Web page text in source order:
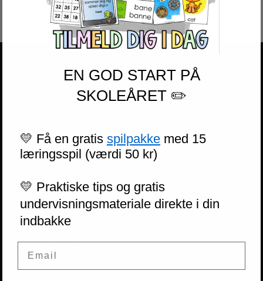
Gratis materiale
Personvernerklæring
Om oss
Ofte stillede spørgsmål
EN GOD START PÅ
SKOLEÅRET ✏️
💛 Få en gratis spilpakke med 15
læringsspil (værdi 50 kr)
💛 Praktiske tips og gratis
undervisningsmateriale direkte i din
indbakke